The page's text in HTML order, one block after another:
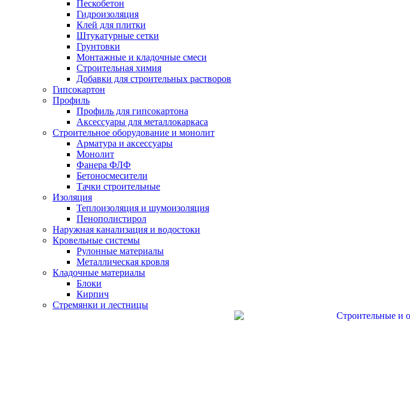
Пескобетон
Гидроизоляция
Клей для плитки
Штукатурные сетки
Грунтовки
Монтажные и кладочные смеси
Строительная химия
Добавки для строительных растворов
Гипсокартон
Профиль
Профиль для гипсокартона
Аксессуары для металлокаркаса
Строительное оборудование и монолит
Арматура и аксессуары
Монолит
Фанера ФЛФ
Бетоносмесители
Тачки строительные
Изоляция
Теплоизоляция и шумоизоляция
Пенополистирол
Наружная канализация и водостоки
Кровельные системы
Рулонные материалы
Металлическая кровля
Кладочные материалы
Блоки
Кирпич
Стремянки и лестницы